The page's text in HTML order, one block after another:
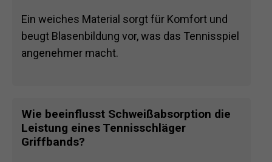
Ein weiches Material sorgt für Komfort und
beugt Blasenbildung vor, was das Tennisspiel
angenehmer macht.
Wie beeinflusst Schweißabsorption die
Leistung eines Tennisschläger
Griffbands?